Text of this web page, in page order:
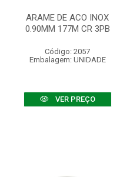
ARAME DE ACO INOX
0.90MM 177M CR 3PB
Código: 2057
Embalagem: UNIDADE
VER PREÇO